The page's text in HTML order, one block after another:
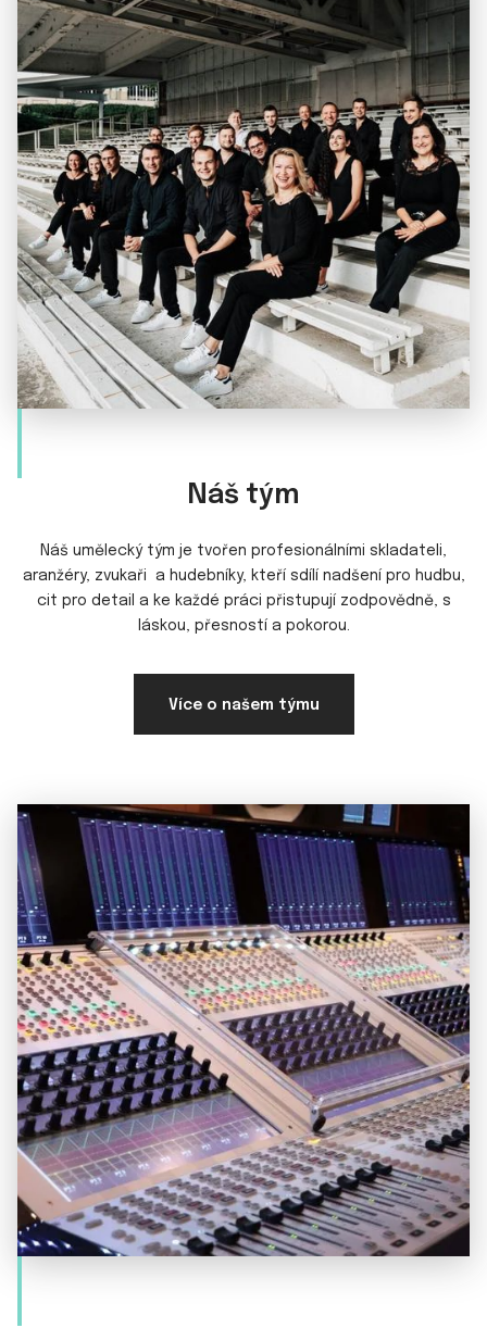
Náš tým
Náš umělecký tým je tvořen profesionálními skladateli,
aranžéry, zvukaři a hudebníky, kteří sdílí nadšení pro hudbu,
cit pro detail a ke každé práci přistupují zodpovědně, s
láskou, přesností a pokorou.
Více o našem týmu